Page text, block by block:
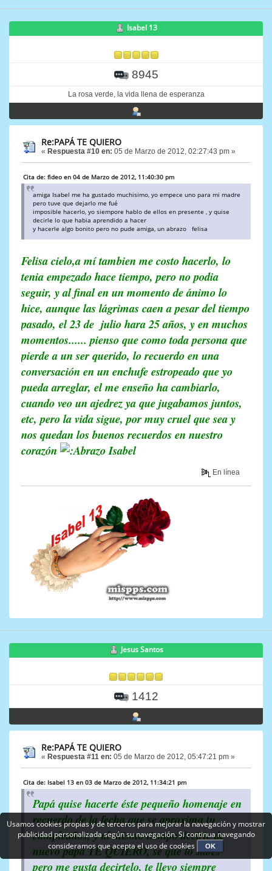
Isabel 13
8945
La rosa verde, la vida llena de esperanza
Re:PAPÁ TE QUIERO
« Respuesta #10 en: 05 de Marzo de 2012, 02:27:43 pm »
Cita de: fideo en 04 de Marzo de 2012, 11:40:30 pm
amiga Isabel me ha gustado muchisimo, yo empece uno para mi madre
pero tuve que dejarlo me fué
imposible hacerlo, yo siempore hablo de ellos en presente , y quise
decirle lo que habia aprendido a hacer
y hacerle algo bonito pero no pude amiga, un abrazo felisa
Felisa cielo,a mí tambien me costo hacerlo, lo
tenia empezado hace tiempo, pero no podia
seguir, y al final en un momento de ánimo lo
hice, aunque las lágrimas caen a pesar del tiempo
pasado, el 23 de julio hara 25 años, y en muchos
momentos...... pienso que como toda persona que
pierde a un ser querido, lo recuerdo en una
conversación en un enchufe estropeado que yo
pueda arreglar, el me enseño ha cambiarlo,
cuando veo un ajedrez ya que jugabamos juntos,
etc, pero la vida sigue, por muy cruel que sea y
nos quedan los buenos recuerdos en nuestro
corazón
Isabel
En línea
Jesus Santos
1412
Re:PAPÁ TE QUIERO
« Respuesta #11 en: 05 de Marzo de 2012, 05:47:21 pm »
Cita de: Isabel 13 en 03 de Marzo de 2012, 11:34:21 pm
Papá quise hacerte éste pequeño homenaje en
recuerdo de la fecha que se aproxima tu
cumpleaños, y al mismo tiempo decirte de
nuevo papá TE QUIERO, se que lo sabes
pero me gusta decirtelo, te llevo siempre
Usamos cookies propias y de terceros para mejorar la navegación y mostrar
publicidad personalizada según su navegación. Si continua navegando
consideramos que acepta el uso de cookies
OK